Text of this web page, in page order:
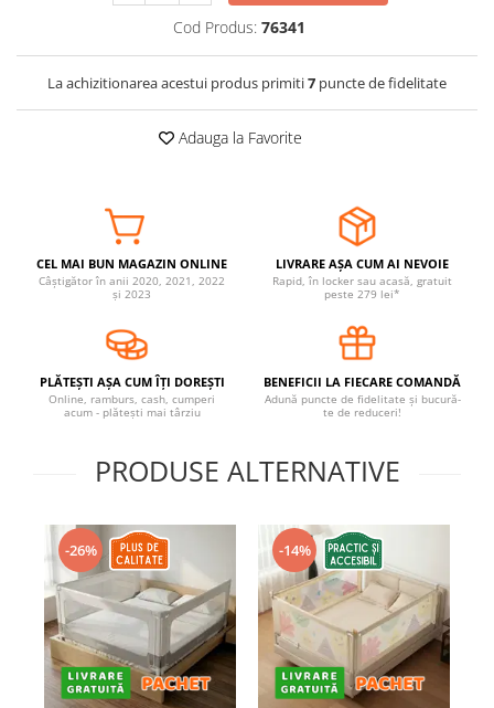
Scaune masa
Perne si saltele bebelusi
Diversificare bebelusi
Baia bebelusului
Jucarii copii si jocuri educative
Jucarii dentitie
Jocuri educative
Covorase ortopedice senzoriale
Rechizite scolare
LEGO
Stikere decorative si covoare
Stickere decorative
Covorase de joaca
Cod Produs: 76341
La achizitionarea acestui produs primiti7 puncte de fidelitate
Adauga la Favorite
CEL MAI BUN MAGAZIN ONLINE
Câștigător în anii 2020, 2021, 2022
și 2023
LIVRARE AȘA CUM AI NEVOIE
Rapid, în locker sau acasă, gratuit
peste 279 lei*
PLĂTEȘTI AȘA CUM ÎȚI DOREȘTI
Online, ramburs, cash, cumperi
acum - plătești mai târziu
BENEFICII LA FIECARE COMANDĂ
Adună puncte de fidelitate și bucură-
te de reduceri!
PRODUSE ALTERNATIVE
-26% -14%